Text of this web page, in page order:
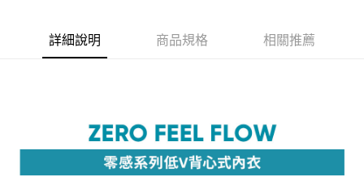
流程，驗證手機門號後，選擇欲分期的期數、繳款截止日，確認付款後即完
成交易。
【繳款方式說明】
1.分期款項不併入電信帳單，「大哥付你分期」於每月結算日後寄送繳費提
醒簡訊。
2.透過簡訊連結打開帳單後，可選擇「超商條碼／台灣大直營門市／銀行轉
【關於「AFTEE先享後付」】
AFTEE先享後付是「在收到商品之後才付款」的支付方式。 讓您購物簡單
【「AFTEE先享後付」結帳流程】
１．於結帳方式選擇「AFTEE先享後付」後，將跳轉至「AFTEE先享後付」
結帳頁面，進行簡訊認證並確認金額後，即可完成結帳。
每筆NT$45，滿NT$2,000(含以上)免運費
詳細說明 商品規格 相關推薦